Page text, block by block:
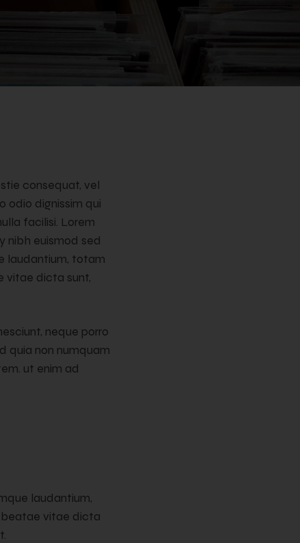
consequat, vel
odio dignissim qui
facilisi. Lorem
nibh euismod sed
laudantium, totam
vitae dicta sunt,
neque porro
quia non numquam
ut enim ad
laudantium,
beatae vitae dicta